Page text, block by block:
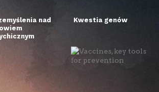
nad
Kwestia genów